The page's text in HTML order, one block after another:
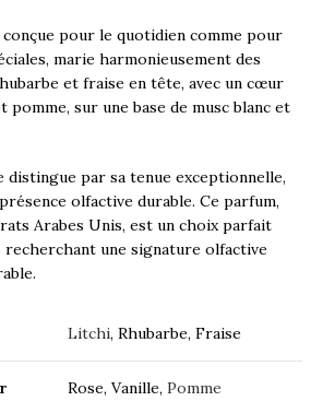
pour le quotidien comme pour
marie harmonieusement des
et fraise en tête, avec un cœur
pomme, sur une base de musc blanc et
distingue par sa tenue exceptionnelle,
olfactive durable. Ce parfum,
Arabes Unis, est un choix parfait
recherchant une signature olfactive
Litchi, Rhubarbe, Fraise
Rose, Vanille, Pomme